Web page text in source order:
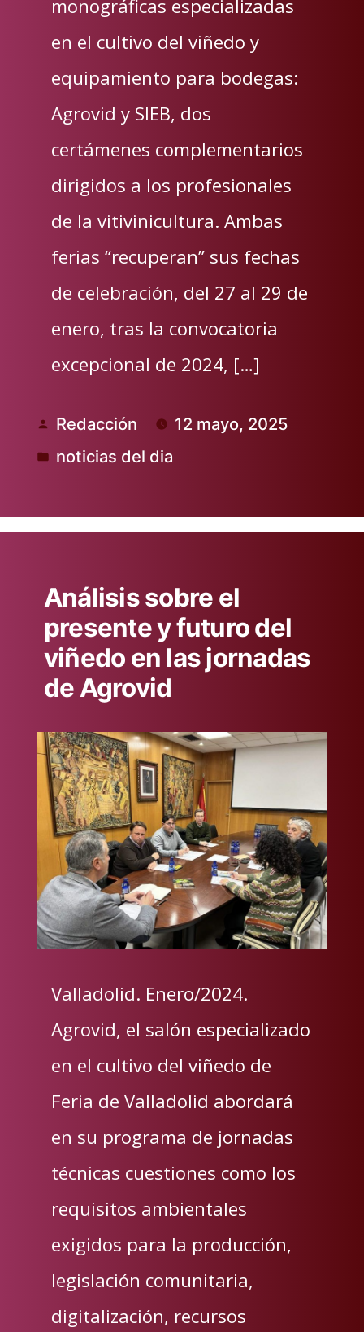
monográficas especializadas
en el cultivo del viñedo y
equipamiento para bodegas:
Agrovid y SIEB, dos
certámenes complementarios
dirigidos a los profesionales
de la vitivinicultura. Ambas
ferias “recuperan” sus fechas
de celebración, del 27 al 29 de
enero, tras la convocatoria
excepcional de 2024, […]
Publicado
por
Redacción 12 mayo, 2025
Publicado
noticias del dia
Análisis sobre el
presente y futuro del
viñedo en las jornadas
de Agrovid
Valladolid. Enero/2024.
Agrovid, el salón especializado
en el cultivo del viñedo de
Feria de Valladolid abordará
en su programa de jornadas
técnicas cuestiones como los
requisitos ambientales
exigidos para la producción,
legislación comunitaria,
digitalización, recursos